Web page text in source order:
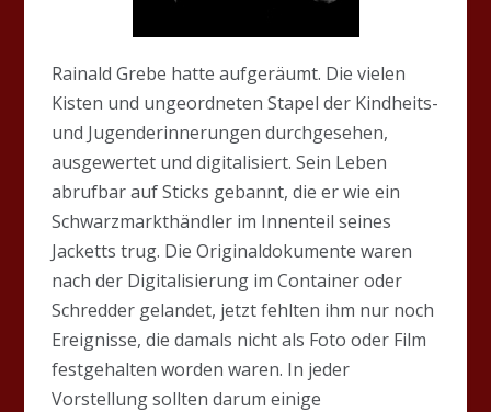
Rainald Grebe hatte aufgeräumt. Die vielen
Kisten und ungeordneten Stapel der Kindheits-
und Jugenderinnerungen durchgesehen,
ausgewertet und digitalisiert. Sein Leben
abrufbar auf Sticks gebannt, die er wie ein
Schwarzmarkthändler im Innenteil seines
Jacketts trug. Die Originaldokumente waren
nach der Digitalisierung im Container oder
Schredder gelandet, jetzt fehlten ihm nur noch
Ereignisse, die damals nicht als Foto oder Film
festgehalten worden waren. In jeder
Vorstellung sollten darum einige